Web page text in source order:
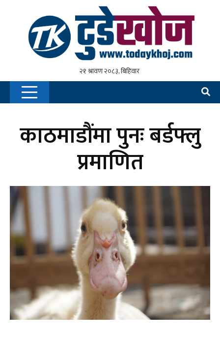
काठमाडौंमा पुनः बर्डफ्लु
प्रमाणित